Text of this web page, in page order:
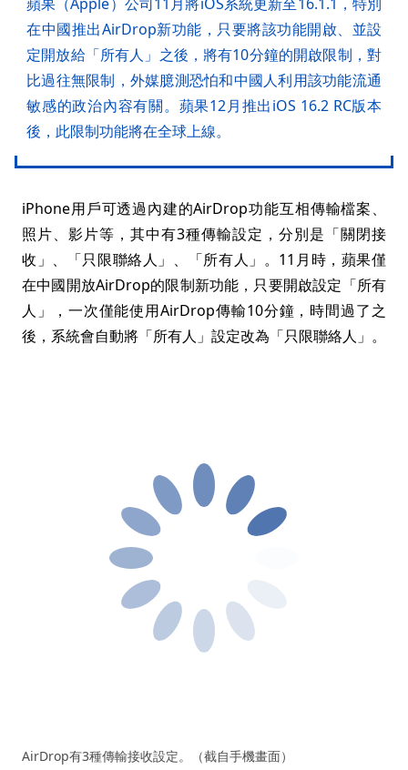
在中國推出AirDrop新功能，只要將該功能開啟、並設
定開放給「所有人」之後，將有10分鐘的開啟限制，對
比過往無限制，外媒臆測恐怕和中國人利用該功能流通
敏感的政治內容有關。蘋果12月推出iOS 16.2 RC版本
後，此限制功能將在全球上線。
iPhone用戶可透過內建的AirDrop功能互相傳輸檔案、
照片、影片等，其中有3種傳輸設定，分別是「關閉接
收」、「只限聯絡人」、「所有人」。11月時，蘋果僅
在中國開放AirDrop的限制新功能，只要開啟設定「所有
人」，一次僅能使用AirDrop傳輸10分鐘，時間過了之
後，系統會自動將「所有人」設定改為「只限聯絡人」。
AirDrop有3種傳輸接收設定。（截自手機畫面）